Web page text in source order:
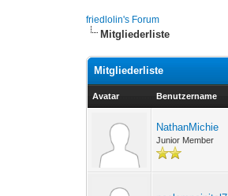
friedlolin's Forum
Mitgliederliste
Mitgliederliste
Avatar Benutzername
NathanMichie
Junior Member